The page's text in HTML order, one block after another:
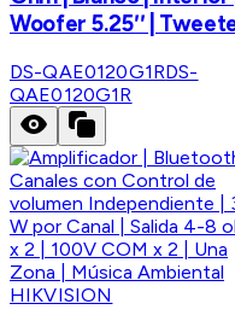
Woofer 5.25′′ |
DS-QAE0120G1RDS-
QAE0120G1R
HIKVISION